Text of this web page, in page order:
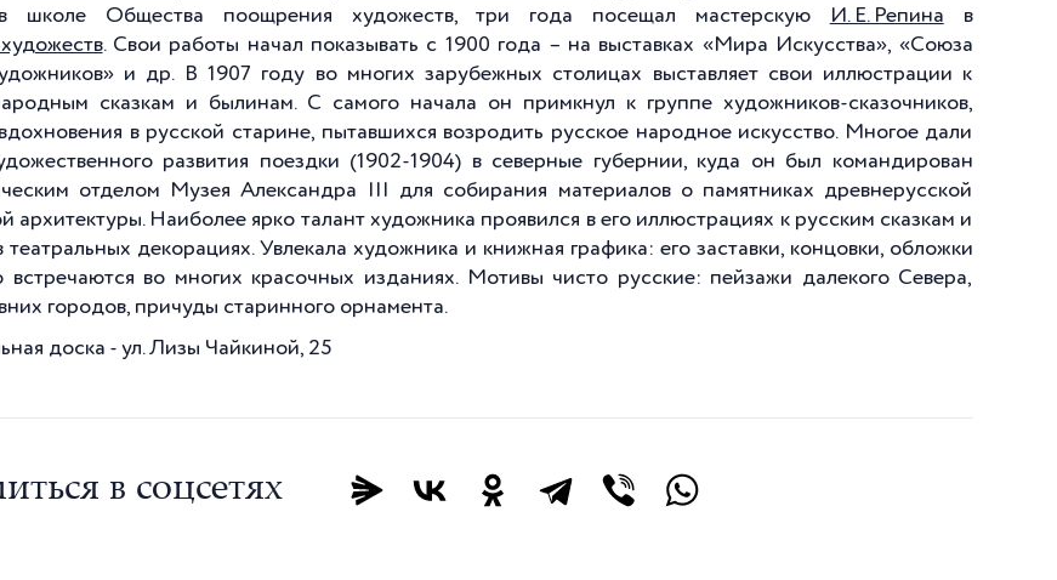
школе Общества поощрения художеств, три года посещал мастерскую
И. Е. Репина в
. Свои работы начал показывать с 1900 года – на выставках «Мира Искусства», «Союза
и др. В 1907 году во многих зарубежных столицах выставляет свои иллюстрации к
сказкам и былинам. С самого начала он примкнул к группе художников-сказочников,
в русской старине, пытавшихся возродить русское народное искусство. Многое дали
развития поездки (1902-1904) в северные губернии, куда он был командирован
отделом Музея Александра III для собирания материалов о памятниках древнерусской
архитектуры. Наиболее ярко талант художника проявился в его иллюстрациях к русским сказкам и
театральных декорациях. Увлекала художника и книжная графика: его заставки, концовки, обложки
встречаются во многих красочных изданиях. Мотивы чисто русские: пейзажи далекого Севера,
городов, причуды старинного орнамента.
доска - ул. Лизы Чайкиной, 25
в соцсетях